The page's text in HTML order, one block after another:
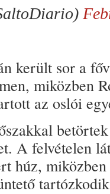
került sor a
miközben
az oslói
A felvételen
húz,